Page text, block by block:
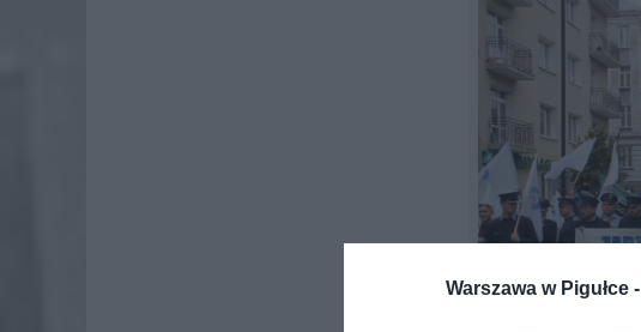
Warszawa w Pigułce -